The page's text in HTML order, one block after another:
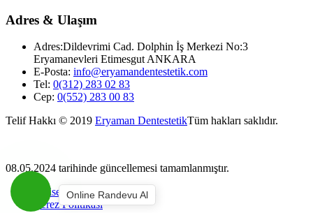
Adres & Ulaşım
Adres:Dildevrimi Cad. Dolphin İş Merkezi No:3
Eryamanevleri Etimesgut ANKARA
E-Posta: info@eryamandentestetik.com
Tel: 0(312) 283 02 83
Cep: 0(552) 283 00 83
Telif Hakkı © 2019 Eryaman DentestetikTüm hakları saklıdır.
08.05.2024 tarihinde güncellemesi tamamlanmıştır.
Kişisel Verilerin Korunması
Çerez Politikası
Online Randevu Al